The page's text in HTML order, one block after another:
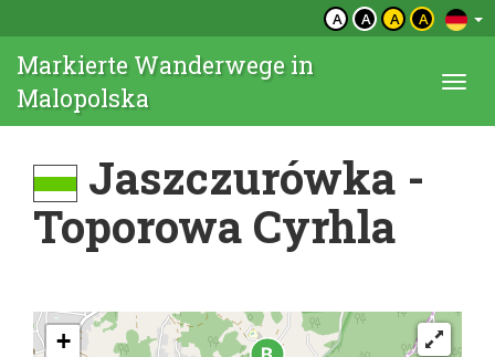
A A A A
Markierte Wanderwege in
Malopolska
Jaszczurówka -
Toporowa Cyrhla
+